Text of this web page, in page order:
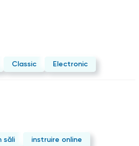
Classic Electronic
săli instruire online